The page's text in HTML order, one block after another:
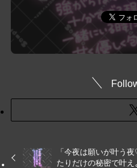
「今夜は願いが叶う
たりだけの秘密で叶